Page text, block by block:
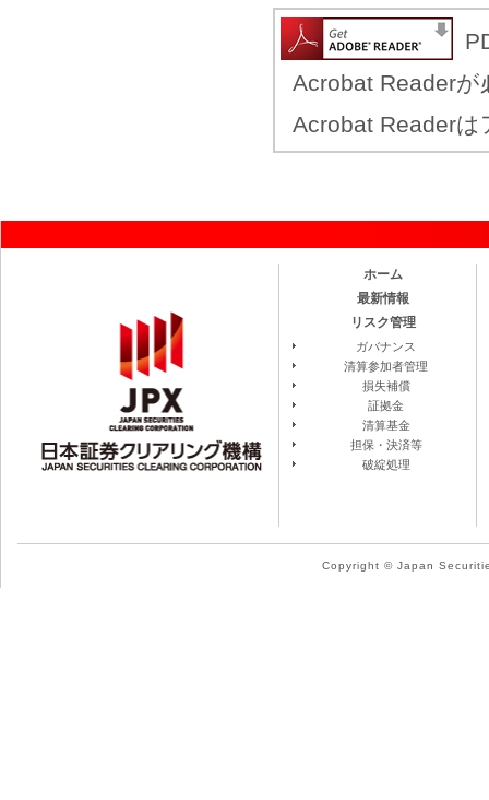
Acrobat Readerが
Acrobat Reader
ホーム
最新情報
リスク管理
ガバナンス
清算参加者管理
損失補償
証拠金
清算基金
担保・決済等
破綻処理
Copyright © Japan